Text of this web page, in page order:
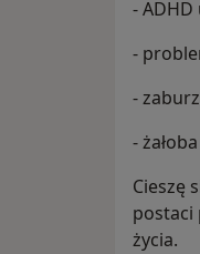
- ADHD
-
-
-
Cieszę
postaci
życia.